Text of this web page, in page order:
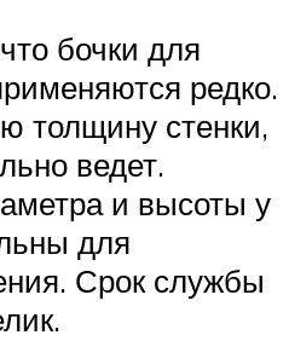
бочки для
редко.
толщину стенки,
ведет.
и высоты у
для
Срок службы